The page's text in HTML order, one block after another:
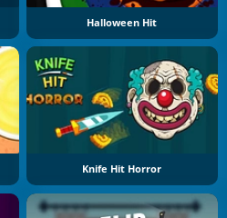
Halloween Hit
Knife Hit Horror